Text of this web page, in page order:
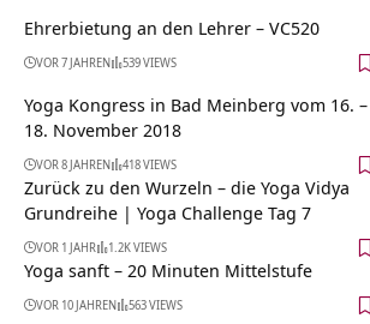
Ehrerbietung an den Lehrer – VC520
VOR 7 JAHREN 539 VIEWS
Yoga Kongress in Bad Meinberg vom 16. –
18. November 2018
VOR 8 JAHREN 418 VIEWS
Zurück zu den Wurzeln – die Yoga Vidya
Grundreihe | Yoga Challenge Tag 7
VOR 1 JAHR 1.2K VIEWS
Yoga sanft – 20 Minuten Mittelstufe
VOR 10 JAHREN 563 VIEWS